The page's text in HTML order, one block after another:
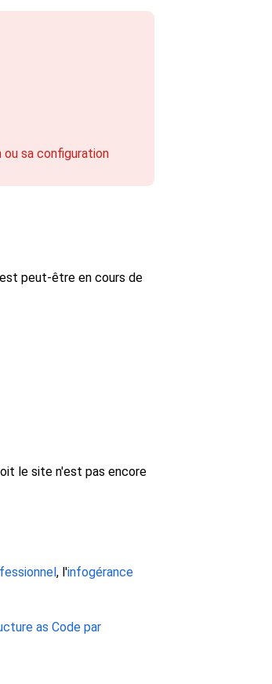
ou sa configuration
peut-être en cours de
le site n'est pas encore
, l'infogérance
as Code par